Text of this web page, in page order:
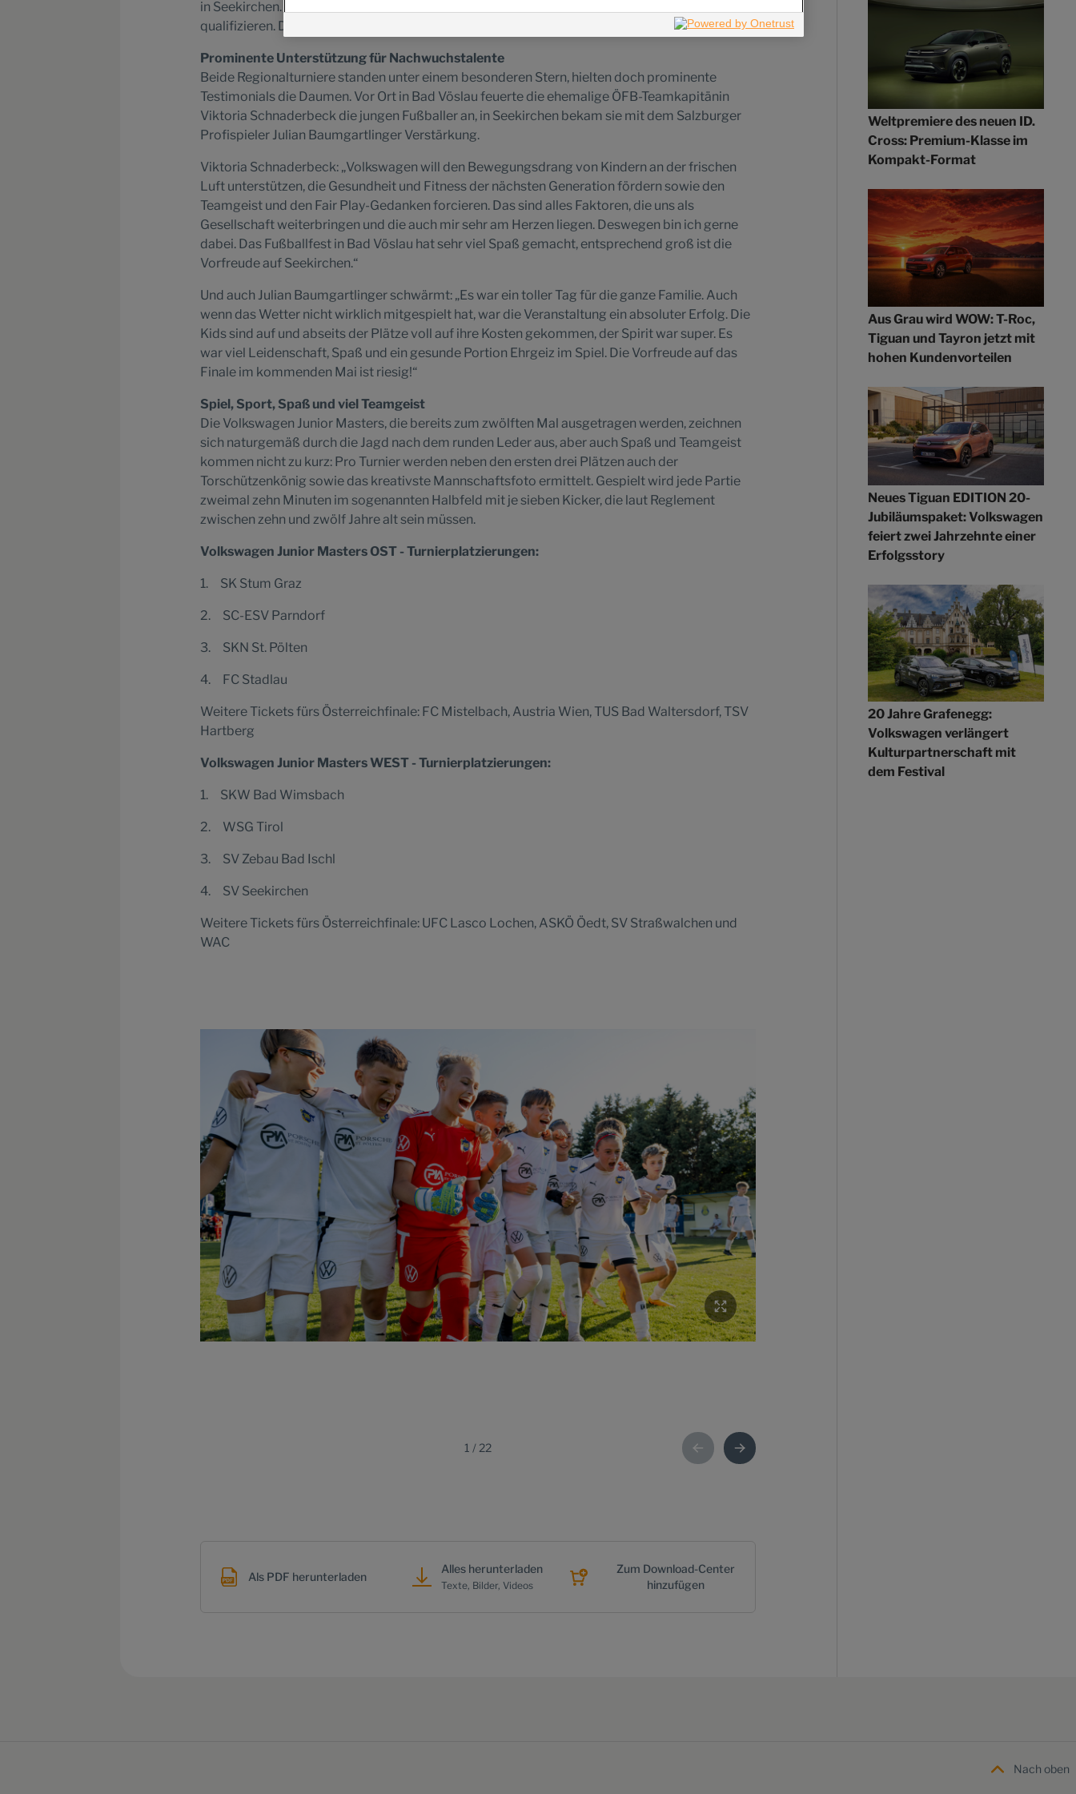
in Seekirchen. Jeweils acht Teams konnten sich letztlich für den Einzug ins Österreichfinale
qualifizieren. Die Spannung steigt!
Prominente Unterstützung für Nachwuchstalente
Beide Regionalturniere standen unter einem besonderen Stern, hielten doch prominente
Testimonials die Daumen. Vor Ort in Bad Vöslau feuerte die ehemalige ÖFB-Teamkapitänin
Viktoria Schnaderbeck die jungen Fußballer an, in Seekirchen bekam sie mit dem Salzburger
Profispieler Julian Baumgartlinger Verstärkung.
Viktoria Schnaderbeck: „Volkswagen will den Bewegungsdrang von Kindern an der frischen
Luft unterstützen, die Gesundheit und Fitness der nächsten Generation fördern sowie den
Teamgeist und den Fair Play-Gedanken forcieren. Das sind alles Faktoren, die uns als
Gesellschaft weiterbringen und die auch mir sehr am Herzen liegen. Deswegen bin ich gerne
dabei. Das Fußballfest in Bad Vöslau hat sehr viel Spaß gemacht, entsprechend groß ist die
Vorfreude auf Seekirchen.“
Und auch Julian Baumgartlinger schwärmt: „Es war ein toller Tag für die ganze Familie. Auch
wenn das Wetter nicht wirklich mitgespielt hat, war die Veranstaltung ein absoluter Erfolg. Die
Kids sind auf und abseits der Plätze voll auf ihre Kosten gekommen, der Spirit war super. Es
war viel Leidenschaft, Spaß und ein gesunde Portion Ehrgeiz im Spiel. Die Vorfreude auf das
Finale im kommenden Mai ist riesig!“
Spiel, Sport, Spaß und viel Teamgeist
Die Volkswagen Junior Masters, die bereits zum zwölften Mal ausgetragen werden, zeichnen
sich naturgemäß durch die Jagd nach dem runden Leder aus, aber auch Spaß und Teamgeist
kommen nicht zu kurz: Pro Turnier werden neben den ersten drei Plätzen auch der
Torschützenkönig sowie das kreativste Mannschaftsfoto ermittelt. Gespielt wird jede Partie
zweimal zehn Minuten im sogenannten Halbfeld mit je sieben Kicker, die laut Reglement
zwischen zehn und zwölf Jahre alt sein müssen.
Volkswagen Junior Masters OST - Turnierplatzierungen:
1. SK Stum Graz
2. SC-ESV Parndorf
3. SKN St. Pölten
4. FC Stadlau
Weitere Tickets fürs Österreichfinale: FC Mistelbach, Austria Wien, TUS Bad Waltersdorf, TSV
Hartberg
Volkswagen Junior Masters WEST - Turnierplatzierungen:
1. SKW Bad Wimsbach
2. WSG Tirol
3. SV Zebau Bad Ischl
4. SV Seekirchen
Weitere Tickets fürs Österreichfinale: UFC Lasco Lochen, ASKÖ Öedt, SV Straßwalchen und
WAC
1 / 22
Als PDF herunterladen
Alles herunterladen
Texte, Bilder, Videos
Zum Download-Center
hinzufügen
Weltpremiere des neuen ID.
Cross: Premium-Klasse im
Kompakt-Format
Aus Grau wird WOW: T-Roc,
Tiguan und Tayron jetzt mit
hohen Kundenvorteilen
Neues Tiguan EDITION 20-
Jubiläumspaket: Volkswagen
feiert zwei Jahrzehnte einer
Erfolgsstory
20 Jahre Grafenegg:
Volkswagen verlängert
Kulturpartnerschaft mit
dem Festival
Nach oben